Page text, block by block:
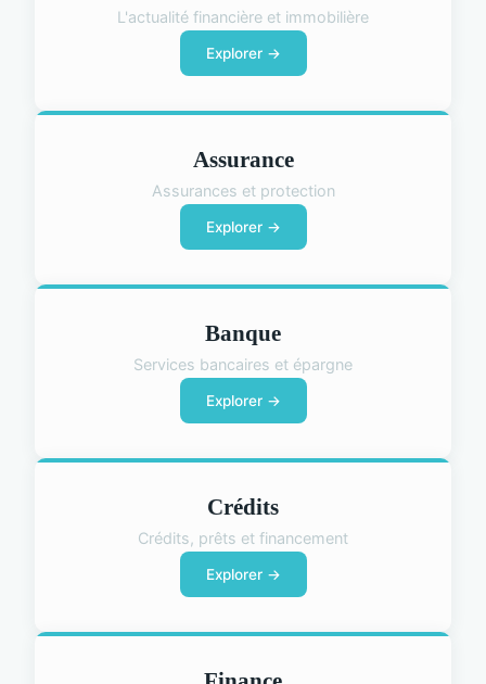
L'actualité financière et immobilière
Explorer →
Assurance
Assurances et protection
Explorer →
Banque
Services bancaires et épargne
Explorer →
Crédits
Crédits, prêts et financement
Explorer →